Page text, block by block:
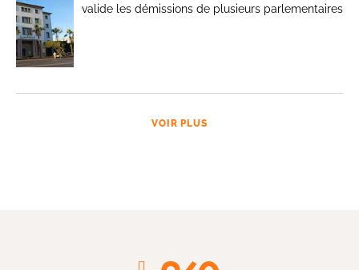
valide les démissions de plusieurs parlementaires
VOIR PLUS